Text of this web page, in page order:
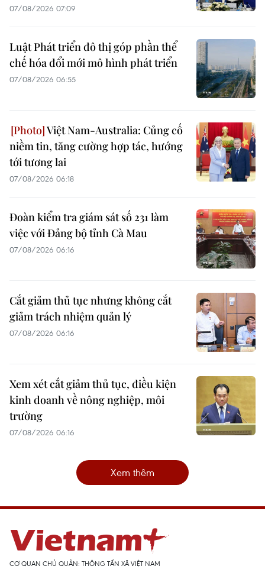
07/08/2026 07:09
Luật Phát triển đô thị góp phần thể
chế hóa đổi mới mô hình phát triển
07/08/2026 06:55
Việt Nam-Australia: Củng cố
niềm tin, tăng cường hợp tác, hướng
tới tương lai
07/08/2026 06:18
Đoàn kiểm tra giám sát số 231 làm
việc với Đảng bộ tỉnh Cà Mau
07/08/2026 06:16
Cắt giảm thủ tục nhưng không cắt
giảm trách nhiệm quản lý
07/08/2026 06:16
Xem xét cắt giảm thủ tục, điều kiện
kinh doanh về nông nghiệp, môi
trường
07/08/2026 06:16
Xem thêm
CƠ QUAN CHỦ QUẢN: THÔNG TẤN XÃ VIỆT NAM